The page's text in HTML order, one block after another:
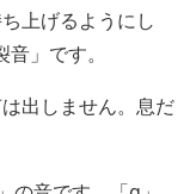
上げるようにし
」です。
出しません。息だ